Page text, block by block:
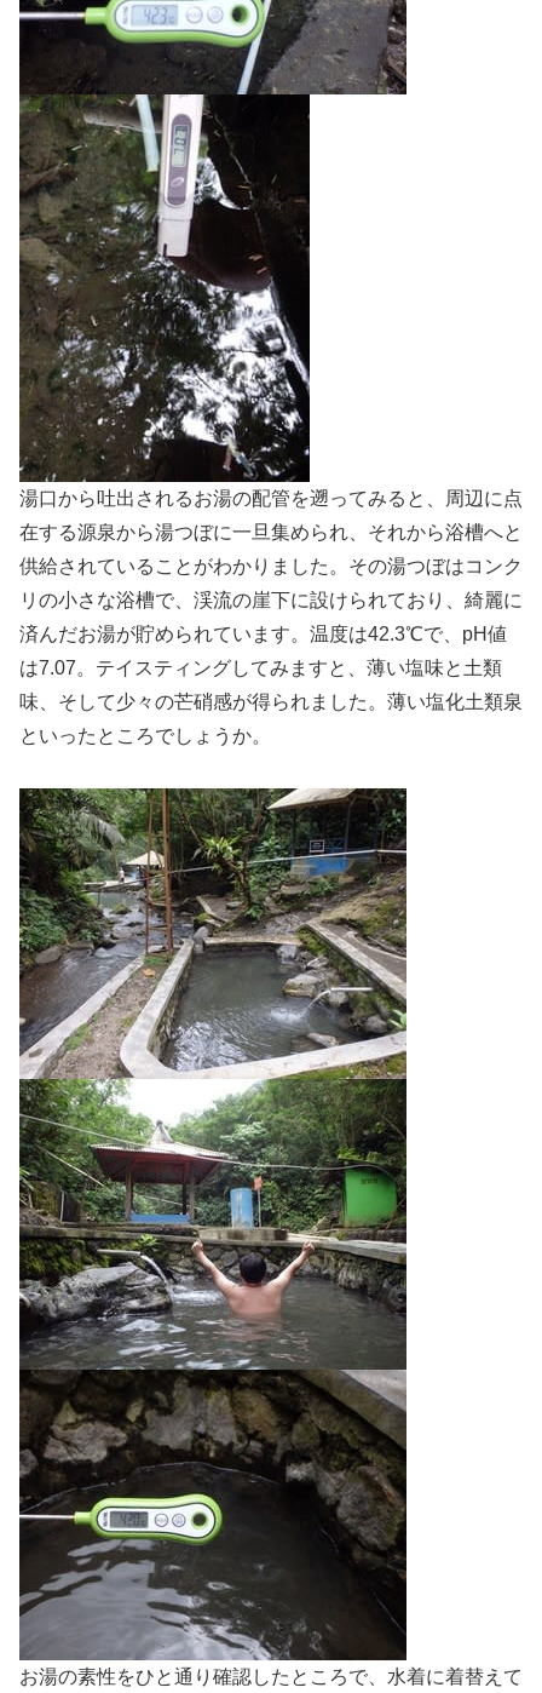
湯口から吐出されるお湯の配管を遡ってみると、周辺に点
在する源泉から湯つぼに一旦集められ、それから浴槽へと
供給されていることがわかりました。その湯つぼはコンク
リの小さな浴槽で、渓流の崖下に設けられており、綺麗に
済んだお湯が貯められています。温度は42.3℃で、pH値
は7.07。テイスティングしてみますと、薄い塩味と土類
味、そして少々の芒硝感が得られました。薄い塩化土類泉
といったところでしょうか。
お湯の素性をひと通り確認したところで、水着に着替えて